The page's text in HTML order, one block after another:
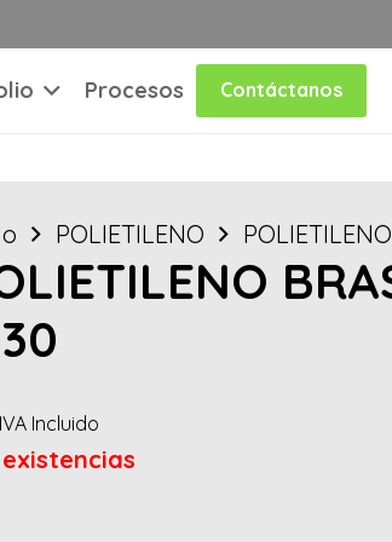
Procesos Contáctanos
POLIETILENO
IVA Incluido